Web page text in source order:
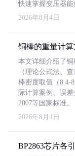
快速掌握变压器能
2026年8月4日
铜棒的重量计
本文详细介绍了
（理论公式法、
棒密度取值（8.4-
际计算案例、误
2007等国家标准。
2026年8月4日
BP2863芯片各